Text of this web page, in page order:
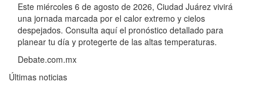
Este miércoles 6 de agosto de 2026, Ciudad Juárez vivirá
una jornada marcada por el calor extremo y cielos
despejados. Consulta aquí el pronóstico detallado para
planear tu día y protegerte de las altas temperaturas.
Debate.com.mx
Últimas noticias